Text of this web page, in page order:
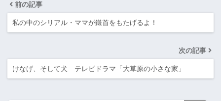
前の記事
私の中のシリアル・ママが鎌首をもたげるよ！
次の記事
けなげ、そして犬 テレビドラマ「大草原の小さな家」